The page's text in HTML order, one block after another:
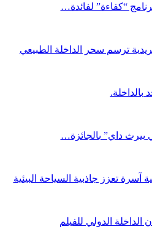
“كفاءة” لفائدة…
ترسم سحر الداخلة الطبيعي
بيرث داي” بالجائزة…
تعزز جاذبية السياحة البيئية